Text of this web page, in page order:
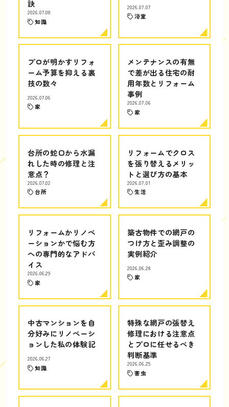
訣
2026.07.08
知識
2026.07.07
浴室
プロが明かすリフォ
ーム予算を抑える裏
技の数々
2026.07.06
家
メンテナンスの有無
で差が出る住宅の耐
用年数とリフォーム
事例
2026.07.06
家
台所の蛇口から水漏
れした時の修理と注
意点？
2026.07.02
台所
リフォームでクロス
を張り替えるメリッ
トと選び方の基本
2026.07.01
生活
リフォームかリノベ
ーションかで悩む方
への専門的なアドバ
イス
2026.06.29
家
築古物件での網戸の
つけ方と歪み調整の
実例紹介
2026.06.28
家
中古マンションを自
分好みにリノベーシ
ョンした私の体験記
2026.06.27
知識
特殊な網戸の張替え
修理における注意点
とプロに任せるべき
判断基準
2026.06.25
害虫